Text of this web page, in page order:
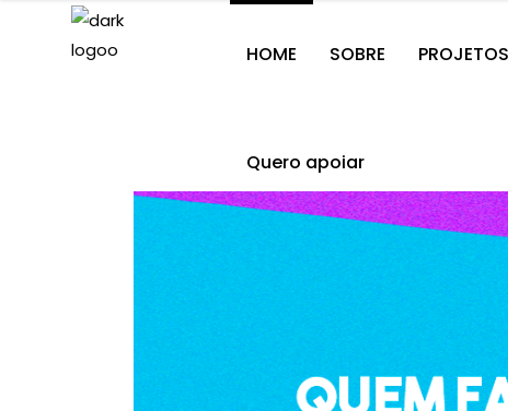
HOME SOBRE PROJETOS
Quero apoiar